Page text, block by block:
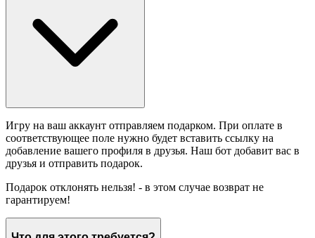
Игру на ваш аккаунт отправляем подарком. При оплате в
соответствующее поле нужно будет вставить ссылку на
добавление вашего профиля в друзья. Наш бот добавит вас в
друзья и отправить подарок.
Подарок отклонять нельзя! - в этом случае возврат не
гарантируем!